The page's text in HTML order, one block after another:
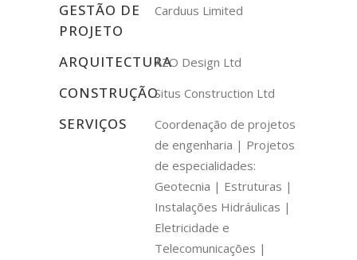
GESTÃO DE
PROJETO
Carduus Limited
ARQUITECTURAAZO Design Ltd
CONSTRUÇÃOSitus Construction Ltd
SERVIÇOS
Coordenação de projetos
de engenharia | Projetos
de especialidades:
Geotecnia | Estruturas |
Instalações Hidráulicas |
Eletricidade e
Telecomunicações |